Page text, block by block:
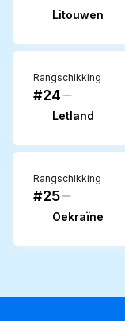
Litouwen
Rangschikking
#24
Letland
Rangschikking
#25
Oekraïne